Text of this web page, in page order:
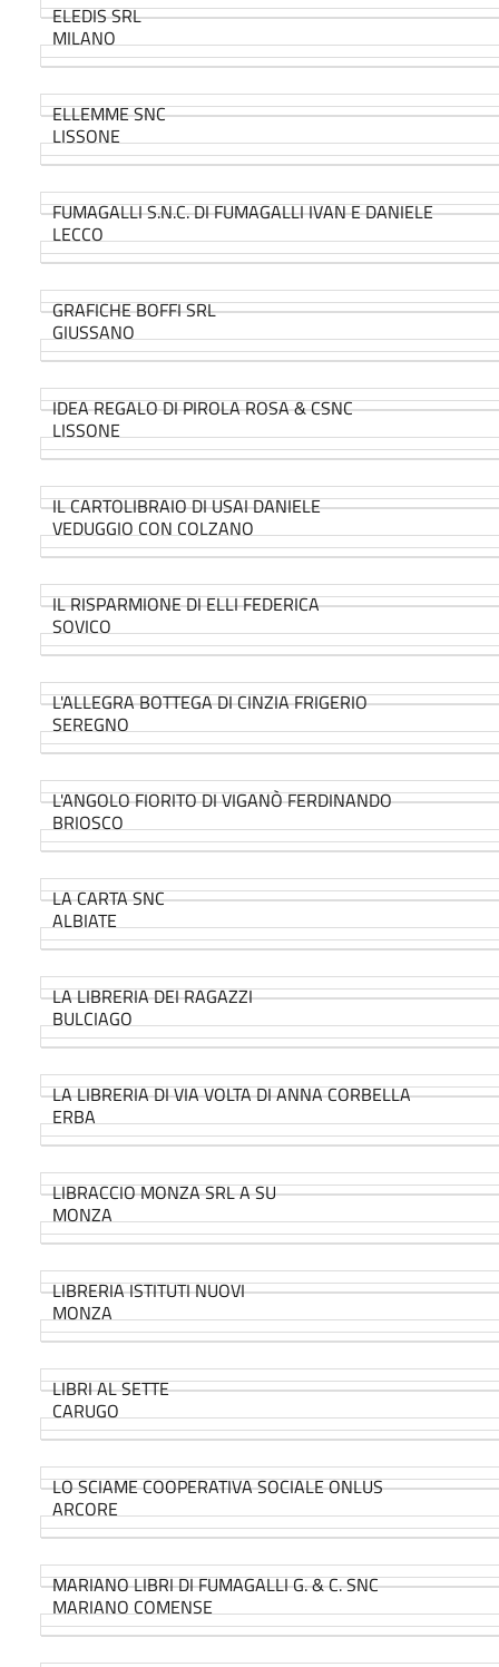
ELEDIS SRL
MILANO
ELLEMME SNC
LISSONE
FUMAGALLI S.N.C. DI FUMAGALLI IVAN E DANIELE
LECCO
GRAFICHE BOFFI SRL
GIUSSANO
IDEA REGALO DI PIROLA ROSA & CSNC
LISSONE
IL CARTOLIBRAIO DI USAI DANIELE
VEDUGGIO CON COLZANO
IL RISPARMIONE DI ELLI FEDERICA
SOVICO
L'ALLEGRA BOTTEGA DI CINZIA FRIGERIO
SEREGNO
L'ANGOLO FIORITO DI VIGANÒ FERDINANDO
BRIOSCO
LA CARTA SNC
ALBIATE
LA LIBRERIA DEI RAGAZZI
BULCIAGO
LA LIBRERIA DI VIA VOLTA DI ANNA CORBELLA
ERBA
LIBRACCIO MONZA SRL A SU
MONZA
LIBRERIA ISTITUTI NUOVI
MONZA
LIBRI AL SETTE
CARUGO
LO SCIAME COOPERATIVA SOCIALE ONLUS
ARCORE
MARIANO LIBRI DI FUMAGALLI G. & C. SNC
MARIANO COMENSE